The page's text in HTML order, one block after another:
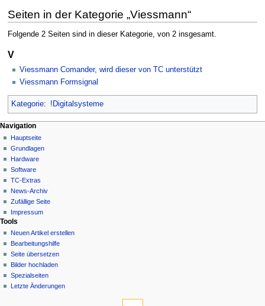
Seiten in der Kategorie „Viessmann“
Folgende 2 Seiten sind in dieser Kategorie, von 2 insgesamt.
V
Viessmann Comander, wird dieser von TC unterstützt
Viessmann Formsignal
Kategorie: !Digitalsysteme
N
a
v
g
a
i
o
n
s
m
e
Seitenaktionen
Kategorie
Diskussion
Lesen
Quelltext
anzeigen
Versionsgeschichte
Meine Werkzeuge
Deutsch
Anmelden
Navigation
Hauptseite
Grundlagen
Hardware
Software
TC-Extras
News-Archiv
Zufällige Seite
Impressum
Tools
Neuen Artikel erstellen
Bearbeitungshilfe
Seite übersetzen
Bilder hochladen
Spezialseiten
Letzte Änderungen